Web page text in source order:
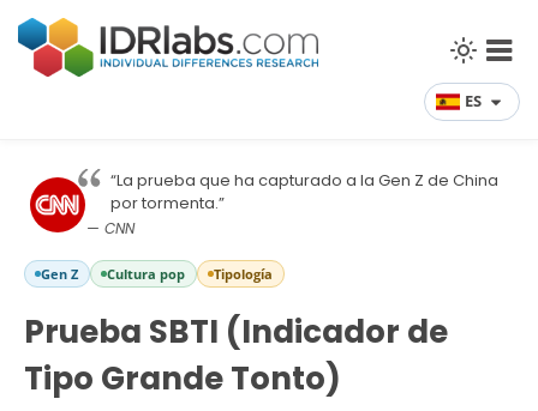
ES
“La prueba que ha capturado a la Gen Z de China
por tormenta.”
— CNN
Gen Z Cultura pop Tipología
Prueba SBTI (Indicador de
Tipo Grande Tonto)